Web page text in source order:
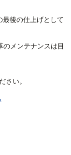
最後の仕上げとして
メンテナンスは目
さい。